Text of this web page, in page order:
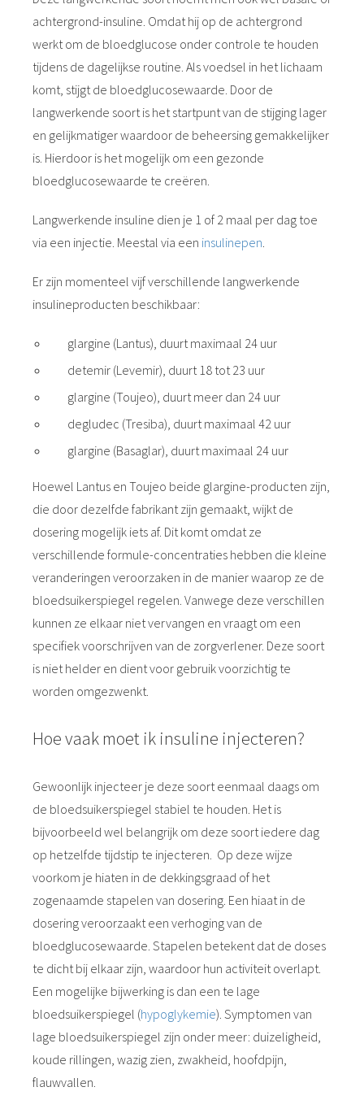
achtergrond-insuline. Omdat hij op de achtergrond
werkt om de bloedglucose onder controle te houden
tijdens de dagelijkse routine. Als voedsel in het lichaam
komt, stijgt de bloedglucosewaarde. Door de
langwerkende soort is het startpunt van de stijging lager
en gelijkmatiger waardoor de beheersing gemakkelijker
is. Hierdoor is het mogelijk om een gezonde
bloedglucosewaarde te creëren.
Langwerkende insuline dien je 1 of 2 maal per dag toe
via een injectie. Meestal via een insulinepen
Er zijn momenteel vijf verschillende langwerkende
insulineproducten beschikbaar:
glargine (Lantus), duurt maximaal 24 uur
detemir (Levemir), duurt 18 tot 23 uur
glargine (Toujeo), duurt meer dan 24 uur
degludec (Tresiba), duurt maximaal 42 uur
glargine (Basaglar), duurt maximaal 24 uur
Hoewel Lantus en Toujeo beide glargine-producten zijn,
die door dezelfde fabrikant zijn gemaakt, wijkt de
dosering mogelijk iets af. Dit komt omdat ze
verschillende formule-concentraties hebben die kleine
veranderingen veroorzaken in de manier waarop ze de
bloedsuikerspiegel regelen. Vanwege deze verschillen
kunnen ze elkaar niet vervangen en vraagt om een
specifiek voorschrijven van de zorgverlener. Deze soort
is niet helder en dient voor gebruik voorzichtig te
worden omgezwenkt.
Hoe vaak moet ik insuline injecteren?
Gewoonlijk injecteer je deze soort eenmaal daags om
de bloedsuikerspiegel stabiel te houden. Het is
bijvoorbeeld wel belangrijk om deze soort iedere dag
op hetzelfde tijdstip te injecteren. Op deze wijze
voorkom je hiaten in de dekkingsgraad of het
zogenaamde stapelen van dosering. Een hiaat in de
dosering veroorzaakt een verhoging van de
bloedglucosewaarde. Stapelen betekent dat de doses
te dicht bij elkaar zijn, waardoor hun activiteit overlapt.
Een mogelijke bijwerking is dan een te lage
bloedsuikerspiegel (hypoglykemie). Symptomen van
lage bloedsuikerspiegel zijn onder meer: duizeligheid,
koude rillingen, wazig zien, zwakheid, hoofdpijn,
flauwvallen.